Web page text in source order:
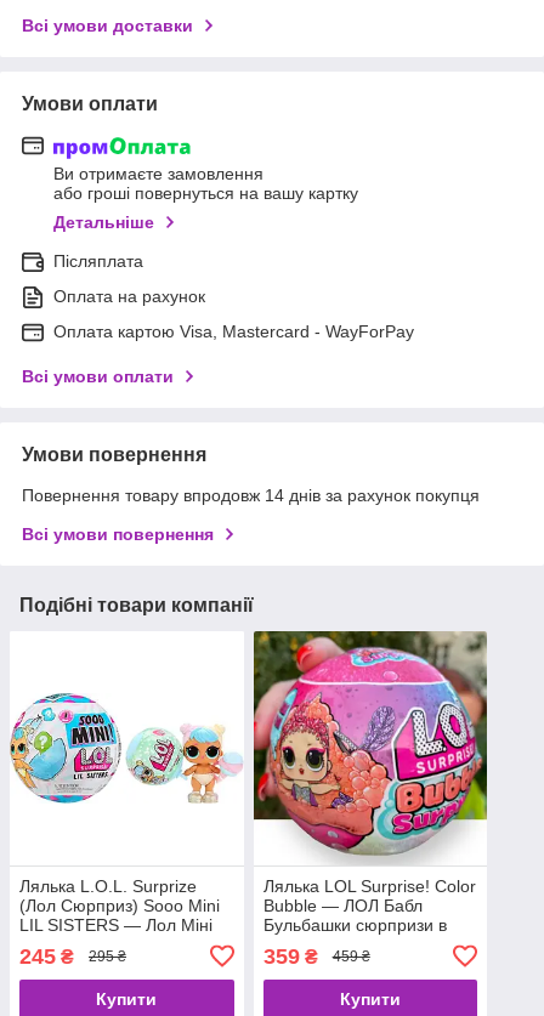
Всі умови доставки
Умови оплати
Ви отримаєте замовлення
або гроші повернуться на вашу картку
Детальніше
Післяплата
Оплата на рахунок
Оплата картою Visa, Mastercard - WayForPay
Всі умови оплати
Умови повернення
Повернення товару впродовж 14 днів за рахунок покупця
Всі умови повернення
Подібні товари компанії
Лялька L.O.L. Surprize
(Лол Сюрприз) Sooo Mini
LIL SISTERS — Лол Міні
588436
245 ₴ 295 ₴
Купити
Лялька LOL Surprise! Color
Bubble — ЛОЛ Бабл
Бульбашки сюрпризи в
359₴ 459 ₴
Купити